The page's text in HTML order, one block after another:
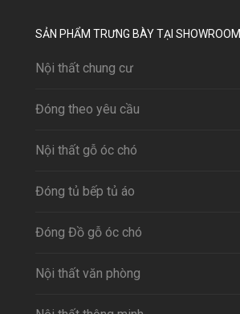
SẢN PHẨM TRƯNG BÀY TẠI SHOWROOM
Nội thất chung cư
Đóng theo yêu cầu
Nội thất gỗ óc chó
Đóng tủ bếp tủ áo
Đóng Đồ gỗ óc chó
Nội thất văn phòng